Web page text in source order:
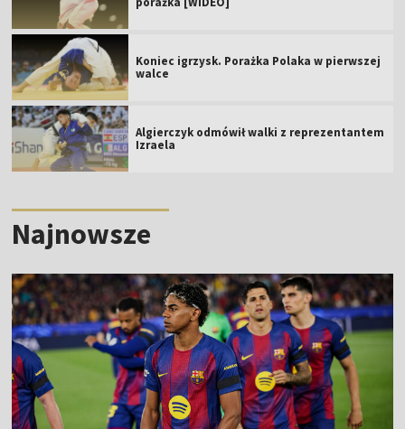
Koniec igrzysk. Porażka Polaka w pierwszej
walce
Algierczyk odmówił walki z reprezentantem
Izraela
Najnowsze